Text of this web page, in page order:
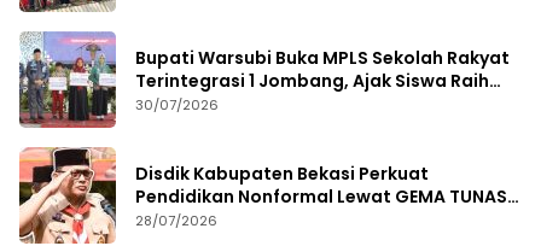
Bupati Warsubi Buka MPLS Sekolah Rakyat
Terintegrasi 1 Jombang, Ajak Siswa Raih
Prestasi
30/07/2026
Disdik Kabupaten Bekasi Perkuat
Pendidikan Nonformal Lewat GEMA TUNAS
2026
28/07/2026